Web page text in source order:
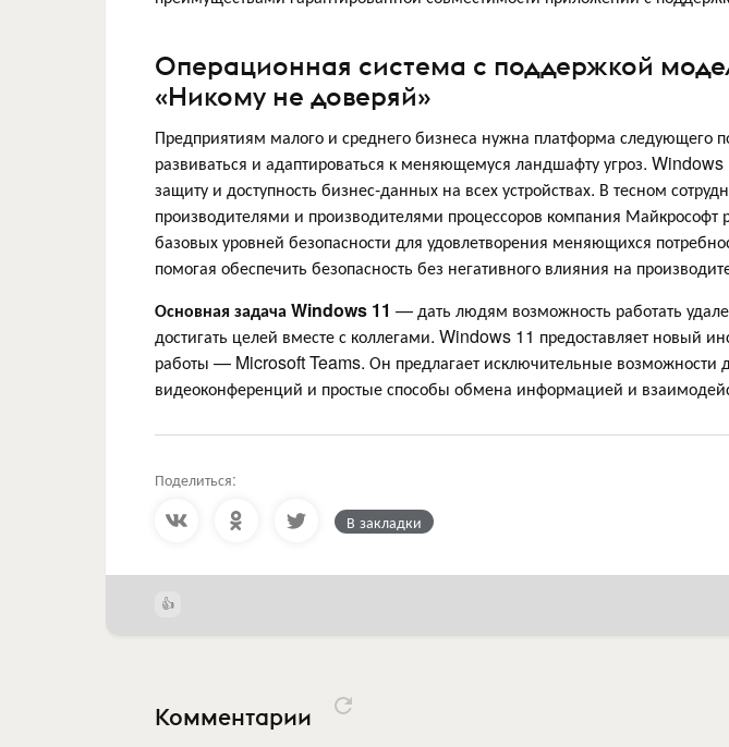
Операционная система с поддержкой
«Никому не доверяй»
Предприятиям малого и среднего бизнеса нужна платформа следующего
развиваться и адаптироваться к меняющемуся ландшафту угроз. Windows
защиту и доступность бизнес-данных на всех устройствах. В тесном
производителями и производителями процессоров компания
базовых уровней безопасности для удовлетворения меняющихся
помогая обеспечить безопасность без негативного влияния на
Основная задача Windows 11 — дать людям возможность работать
достигать целей вместе с коллегами. Windows 11 предоставляет новый
работы — Microsoft Teams. Он предлагает исключительные возможности
видеоконференций и простые способы обмена информацией и
Поделиться:
В закладки
Комментарии